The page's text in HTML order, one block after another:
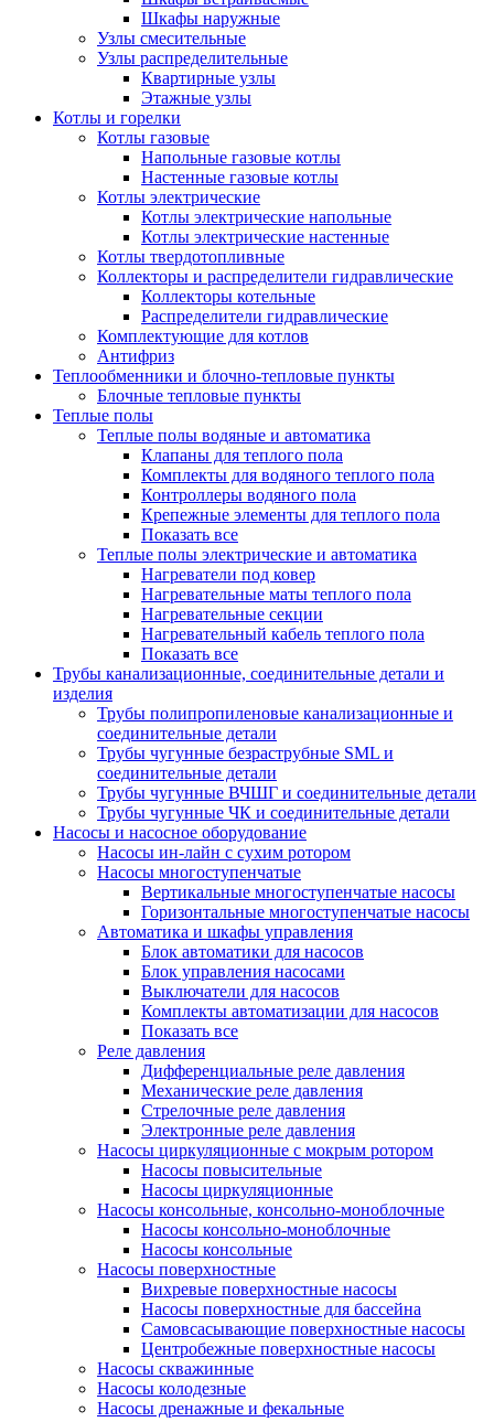
Шкафы наружные
Узлы смесительные
Узлы распределительные
Квартирные узлы
Этажные узлы
Котлы и горелки
Котлы газовые
Напольные газовые котлы
Настенные газовые котлы
Котлы электрические
Котлы электрические напольные
Котлы электрические настенные
Котлы твердотопливные
Коллекторы и распределители гидравлические
Коллекторы котельные
Распределители гидравлические
Комплектующие для котлов
Антифриз
Теплообменники и блочно-тепловые пункты
Блочные тепловые пункты
Теплые полы
Теплые полы водяные и автоматика
Клапаны для теплого пола
Комплекты для водяного теплого пола
Контроллеры водяного пола
Крепежные элементы для теплого пола
Показать все
Теплые полы электрические и автоматика
Нагреватели под ковер
Нагревательные маты теплого пола
Нагревательные секции
Нагревательный кабель теплого пола
Показать все
Трубы канализационные, соединительные детали и
изделия
Трубы полипропиленовые канализационные и
соединительные детали
Трубы чугунные безраструбные SML и
соединительные детали
Трубы чугунные ВЧШГ и соединительные детали
Трубы чугунные ЧК и соединительные детали
Насосы и насосное оборудование
Насосы ин-лайн с сухим ротором
Насосы многоступенчатые
Вертикальные многоступенчатые насосы
Горизонтальные многоступенчатые насосы
Автоматика и шкафы управления
Блок автоматики для насосов
Блок управления насосами
Выключатели для насосов
Комплекты автоматизации для насосов
Показать все
Реле давления
Дифференциальные реле давления
Механические реле давления
Стрелочные реле давления
Электронные реле давления
Насосы циркуляционные с мокрым ротором
Насосы повысительные
Насосы циркуляционные
Насосы консольные, консольно-моноблочные
Насосы консольно-моноблочные
Насосы консольные
Насосы поверхностные
Вихревые поверхностные насосы
Насосы поверхностные для бассейна
Самовсасывающие поверхностные насосы
Центробежные поверхностные насосы
Насосы скважинные
Насосы колодезные
Насосы дренажные и фекальные